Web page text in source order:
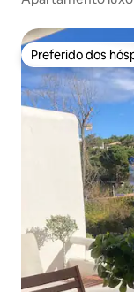
Preferido dos
Preferido dos